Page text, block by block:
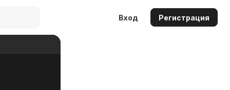
Вход Регистрация